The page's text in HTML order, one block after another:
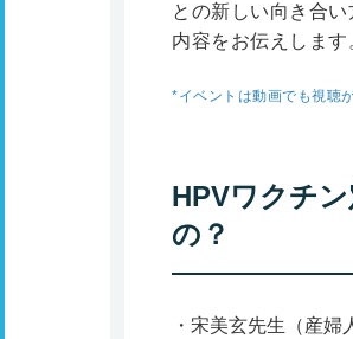
との新しい向き合
内容をお伝えします
*イベントは動画でも視聴
HPVワクチ
の？
宋美玄先生（産婦